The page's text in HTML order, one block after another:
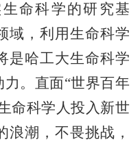
命科学的研究基
域，利用生命科学
是哈工大生命科学
力。直面“世界百年
命科学人投入新世
潮，不畏挑战，